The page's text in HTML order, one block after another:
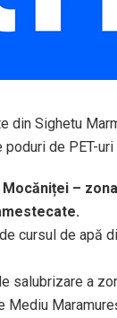
din Sighetu
de PET-
–
cursul de apă
salubrizare a
Mediu